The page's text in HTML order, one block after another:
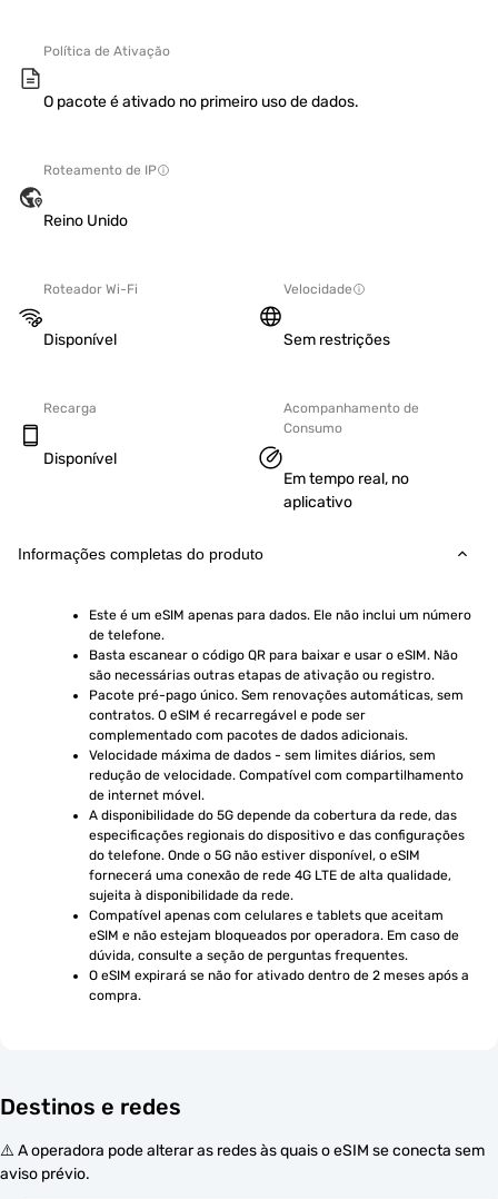
Política de Ativação
O pacote é ativado no primeiro uso de dados.
Roteamento de IP
Reino Unido
Roteador Wi-Fi
Disponível
Velocidade
Sem restrições
Recarga
Disponível
Acompanhamento de
Consumo
Em tempo real, no
aplicativo
Informações completas do produto
Este é um eSIM apenas para dados. Ele não inclui um número
de telefone.
Basta escanear o código QR para baixar e usar o eSIM. Não
são necessárias outras etapas de ativação ou registro.
Pacote pré-pago único. Sem renovações automáticas, sem
contratos. O eSIM é recarregável e pode ser
complementado com pacotes de dados adicionais.
Velocidade máxima de dados - sem limites diários, sem
redução de velocidade. Compatível com compartilhamento
de internet móvel.
A disponibilidade do 5G depende da cobertura da rede, das
especificações regionais do dispositivo e das configurações
do telefone. Onde o 5G não estiver disponível, o eSIM
fornecerá uma conexão de rede 4G LTE de alta qualidade,
sujeita à disponibilidade da rede.
Compatível apenas com celulares e tablets que aceitam
eSIM e não estejam bloqueados por operadora. Em caso de
dúvida, consulte a seção de perguntas frequentes.
O eSIM expirará se não for ativado dentro de 2 meses após a
compra.
Destinos e redes
⚠️ A operadora pode alterar as redes às quais o eSIM se conecta sem
aviso prévio.